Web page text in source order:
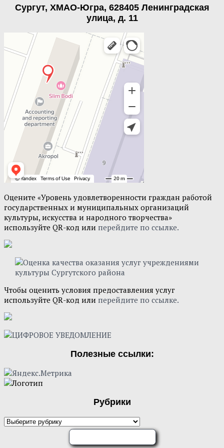
Сургут, ХМАО-Югра, 628405 Ленинградская
улица, д. 11
Оцените «Уровень удовлетворенности граждан работой
государственных и муниципальных организаций
культуры, искусства и народного творчества»
используйте QR-код или перейдите по ссылке.
Чтобы оценить условия предоставления услуг
используйте QR-код или перейдите по ссылке.
Полезные ссылки:
Рубрики
Рубрики